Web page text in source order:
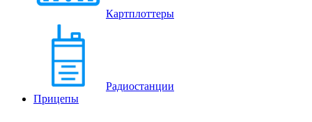
Картплоттеры
Радиостанции
Прицепы